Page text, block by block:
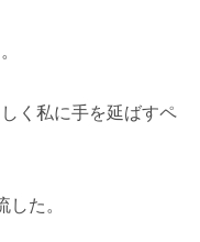
く私に手を延ばすペ
た。